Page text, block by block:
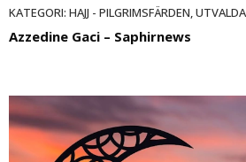
KATEGORI: HAJJ - PILGRIMSFÄRDEN,UTVALDA
Azzedine Gaci – Saphirnews